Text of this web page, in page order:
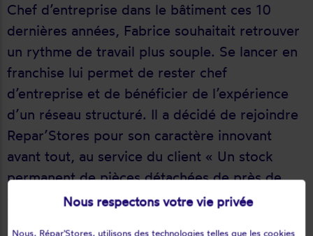
Chef d’entreprise dans le bâtiment ces 10
dernières années, Fabrice souhaitait retrouver
un rythme de travail plus souple. Se lancer en
franchise lui permet de rester chef
d’entreprise et de bénéficier de l’expérience
d’un réseau structuré. Il a décidé de rejoindre
Repar’Stores pour son caractère innovant
avant tout, au service du client « Un stock
permanent de pièces détachées de près de
4000 références, un support technique
Nous respectons votre vie privée
Nous, Répar'Stores, utilisons des technologies telles que les cookies